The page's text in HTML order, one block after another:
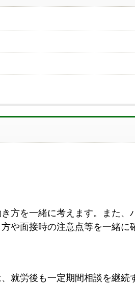
方を一緒に考えます。また、
や面接時の注意点等を一緒に
就労後も一定期間相談を継続